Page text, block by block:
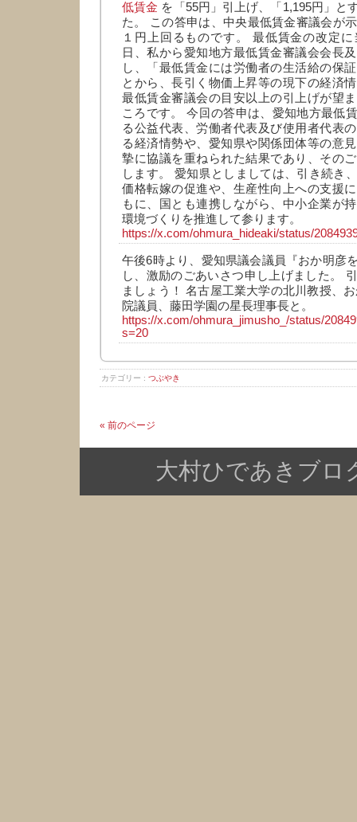
低賃金 を「55円」引上げ、「1,195円」と
た。 この答申は、中央最低賃金審議会が
１円上回るものです。 最低賃金の改定
日、私から愛知地方最低賃金審議会会長
し、「最低賃金には労働者の生活給の保
とから、長引く物価上昇等の現下の経済
最低賃金審議会の目安以上の引上げが望
ころです。 今回の答申は、愛知地方最低
る公益代表、労働者代表及び使用者代表
る経済情勢や、愛知県や関係団体等の意
摯に協議を重ねられた結果であり、その
します。 愛知県としましては、引き続き
価格転嫁の促進や、生産性向上への支援
もに、国とも連携しながら、中小企業が
環境づくりを推進して参ります。
https://x.com/ohmura_hideaki/status/
午後6時より、愛知県議会議員『おか明彦
し、激励のごあいさつ申し上げました。
ましょう！ 名古屋工業大学の北川教授、
院議員、藤田学園の星長理事長と。
https://x.com/ohmura_jimusho_/status/
s=20
カテゴリー : つぶやき
« 前のページ
大村ひであきブロ